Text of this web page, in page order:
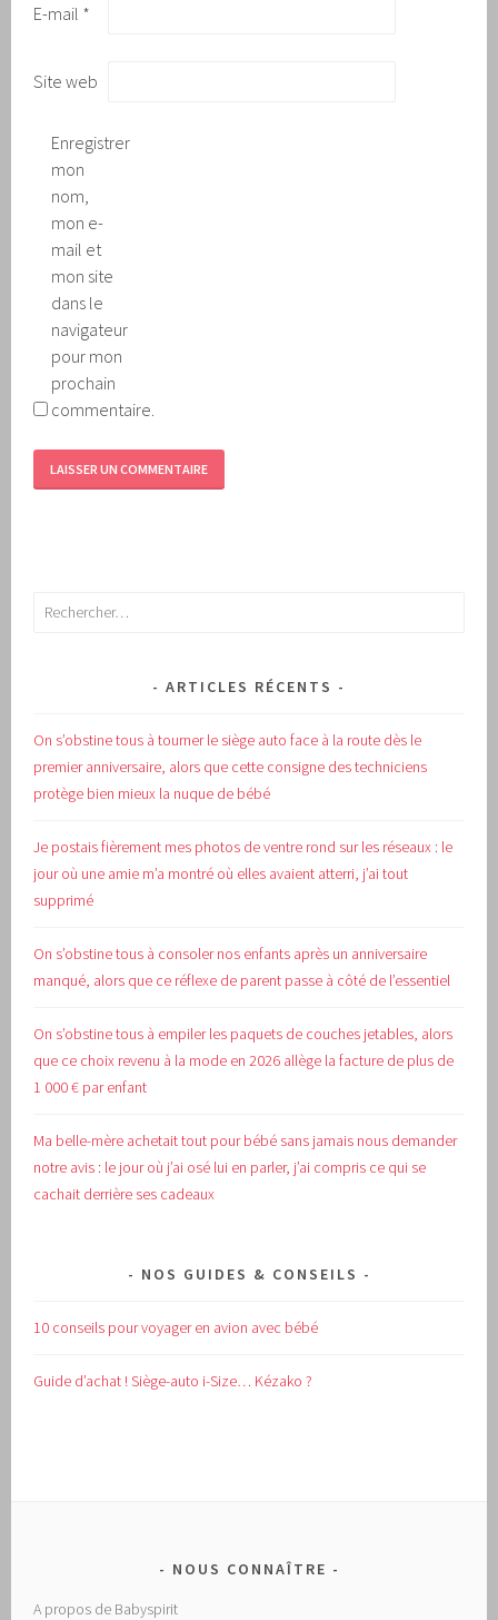
E-mail *
Site web
Enregistrer
mon
nom,
mon e-
mail et
mon site
dans le
navigateur
pour mon
prochain
commentaire.
Rechercher :
ARTICLES RÉCENTS
On s’obstine tous à tourner le siège auto face à la route dès le
premier anniversaire, alors que cette consigne des techniciens
protège bien mieux la nuque de bébé
Je postais fièrement mes photos de ventre rond sur les réseaux : le
jour où une amie m’a montré où elles avaient atterri, j’ai tout
supprimé
On s’obstine tous à consoler nos enfants après un anniversaire
manqué, alors que ce réflexe de parent passe à côté de l’essentiel
On s’obstine tous à empiler les paquets de couches jetables, alors
que ce choix revenu à la mode en 2026 allège la facture de plus de
1 000 € par enfant
Ma belle-mère achetait tout pour bébé sans jamais nous demander
notre avis : le jour où j’ai osé lui en parler, j’ai compris ce qui se
cachait derrière ses cadeaux
NOS GUIDES & CONSEILS
10 conseils pour voyager en avion avec bébé
Guide d’achat !Siège-auto i-Size… Kézako ?
NOUS CONNAÎTRE
A propos de Babyspirit